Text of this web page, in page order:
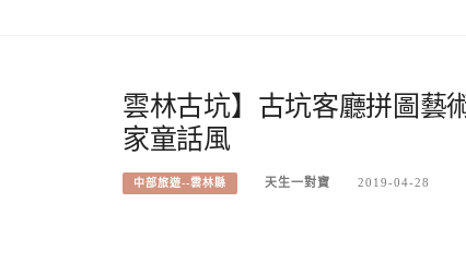
雲林古坑】古坑客廳拼圖藝
家童話風
中部旅遊--雲林縣 天生一對寶 2019-04-28